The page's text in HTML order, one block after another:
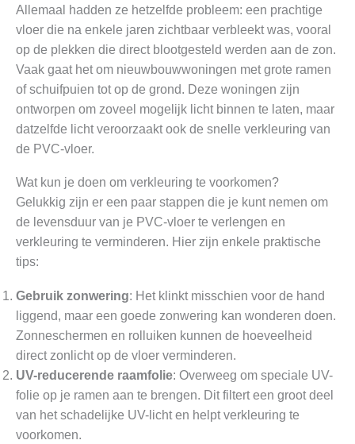
Allemaal hadden ze hetzelfde probleem: een prachtige
vloer die na enkele jaren zichtbaar verbleekt was, vooral
op de plekken die direct blootgesteld werden aan de zon.
Vaak gaat het om nieuwbouwwoningen met grote ramen
of schuifpuien tot op de grond. Deze woningen zijn
ontworpen om zoveel mogelijk licht binnen te laten, maar
datzelfde licht veroorzaakt ook de snelle verkleuring van
de PVC-vloer.
Wat kun je doen om verkleuring te voorkomen?
Gelukkig zijn er een paar stappen die je kunt nemen om
de levensduur van je PVC-vloer te verlengen en
verkleuring te verminderen. Hier zijn enkele praktische
tips:
Gebruik zonwering: Het klinkt misschien voor de hand
liggend, maar een goede zonwering kan wonderen doen.
Zonneschermen en rolluiken kunnen de hoeveelheid
direct zonlicht op de vloer verminderen.
UV-reducerende raamfolie: Overweeg om speciale UV-
folie op je ramen aan te brengen. Dit filtert een groot deel
van het schadelijke UV-licht en helpt verkleuring te
voorkomen.